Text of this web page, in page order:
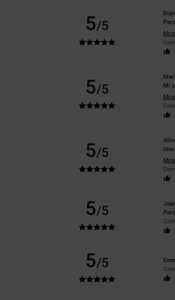
5/5
5/5
Mi
5/5
5/5
5/5